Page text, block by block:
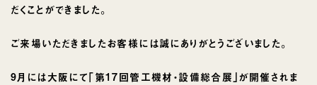
だくことができました。
ご来場いただきましたお客様には誠にありがとうございました。
9月には大阪にて｢第17回管工機材・設備総合展｣が開催されま